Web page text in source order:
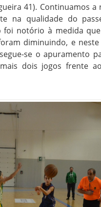
41). Continuamos
na qualidade do
foi notório à medida
diminuindo, e
se o apuramento
dois jogos frente